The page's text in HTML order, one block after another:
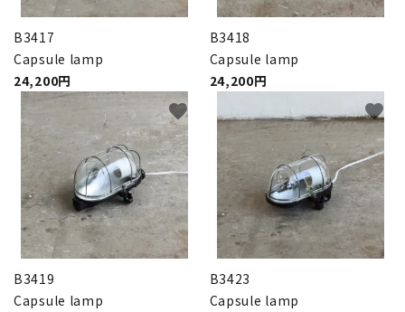
BRAND
お気に入りリスト
卸販売
デザイナーまとめ
B3417
Capsule lamp
24,200円
B3418
Capsule lamp
24,200円
B3419
Capsule lamp
favorite
B3423
Capsule lamp
favorite